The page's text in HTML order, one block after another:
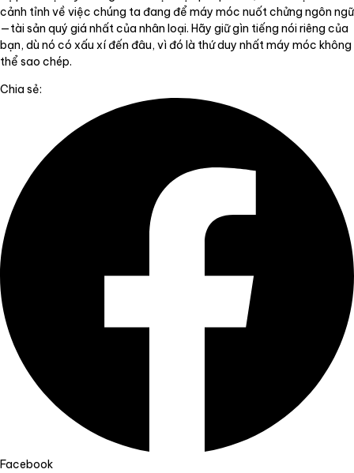
cảnh tỉnh về việc chúng ta đang để máy móc nuốt chửng ngôn ngữ
—tài sản quý giá nhất của nhân loại. Hãy giữ gìn tiếng nói riêng của
bạn, dù nó có xấu xí đến đâu, vì đó là thứ duy nhất máy móc không
thể sao chép.
Chia sẻ:
Facebook